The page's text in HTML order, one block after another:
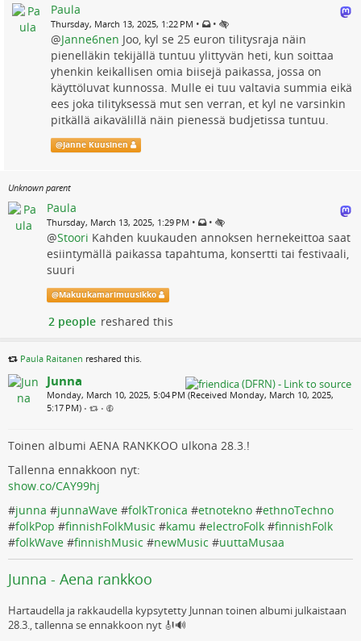
Paula
Thursday, March 13, 2025, 1:22 PM • •
@Janne6nen Joo, kyl se 25 euron tilitysraja näin
pienelläkin tekijällä tuntuu ylittyvän heti, kun soittaa
yhenkin keikallisen omia biisejä paikassa, jossa on
käyttöluvat kunnossa. Mulle ei tuu valtavia summia eikä
ees joka tilityksessä mut sen verran, et kyl ne varsinkin
pitkällä aikavälillä näin pienessä budjetissa tuntuu.
@Janne Kuusinen
Unknown parent
Paula
Thursday, March 13, 2025, 1:29 PM • •
@Stoori Kahden kuukauden annoksen hernekeittoa saat
esiintymällä paikassa tapahtuma, konsertti tai festivaali,
suuri
@Makuukamarimuusikko
2 people reshared this
Paula Raitanen reshared this.
Junna
Monday, March 10, 2025, 5:04 PM (Received Monday, March 10, 2025,
5:17 PM) • •
Toinen albumi AENA RANKKOO ulkona 28.3.!
Tallenna ennakkoon nyt:
show.co/CAY99hj
#junna #junnaWave #folkTronica #etnotekno #ethnoTechno
#folkPop #finnishFolkMusic #kamu #electroFolk #finnishFolk
#folkWave #finnishMusic #newMusic #uuttaMusaa
Junna - Aena rankkoo
Hartaudella ja rakkaudella kypsytetty Junnan toinen albumi julkaistaan
28.3., tallenna se ennakkoon nyt 🎻🔊